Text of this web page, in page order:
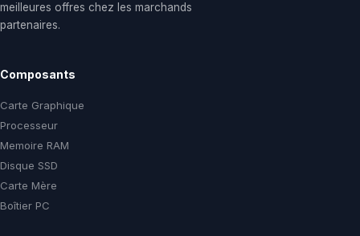
meilleures offres chez les marchands
partenaires.
Composants
Carte Graphique
Processeur
Memoire RAM
Disque SSD
Carte Mère
Boîtier PC